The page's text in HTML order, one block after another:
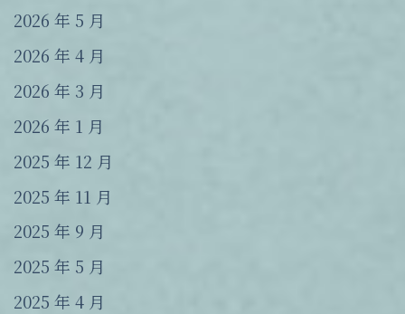
2026 年 5 月
2026 年 4 月
2026 年 3 月
2026 年 1 月
2025 年 12 月
2025 年 11 月
2025 年 9 月
2025 年 5 月
2025 年 4 月